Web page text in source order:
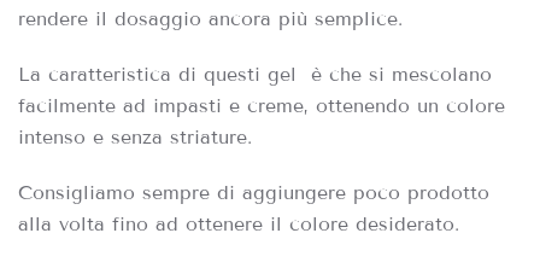
rendere il dosaggio ancora più semplice.
La caratteristica di questi gel è che si mescolano
facilmente ad impasti e creme, ottenendo un colore
intenso e senza striature.
Consigliamo sempre di aggiungere poco prodotto
alla volta fino ad ottenere il colore desiderato.